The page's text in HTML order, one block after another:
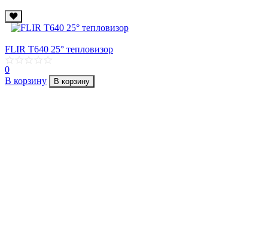
FLIR T640 25° тепловизор
0
В корзину
В корзину